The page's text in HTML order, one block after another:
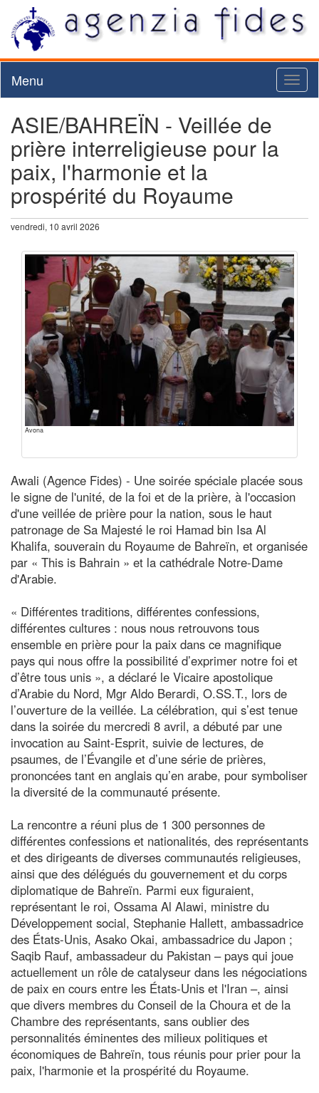
Menu
ASIE/BAHREÏN - Veillée de
prière interreligieuse pour la
paix, l'harmonie et la
prospérité du Royaume
vendredi, 10 avril 2026
Avona
Awali (Agence Fides) - Une soirée spéciale placée sous
le signe de l'unité, de la foi et de la prière, à l'occasion
d'une veillée de prière pour la nation, sous le haut
patronage de Sa Majesté le roi Hamad bin Isa Al
Khalifa, souverain du Royaume de Bahreïn, et organisée
par « This is Bahrain » et la cathédrale Notre-Dame
d'Arabie.
« Différentes traditions, différentes confessions,
différentes cultures : nous nous retrouvons tous
ensemble en prière pour la paix dans ce magnifique
pays qui nous offre la possibilité d’exprimer notre foi et
d’être tous unis », a déclaré le Vicaire apostolique
d’Arabie du Nord, Mgr Aldo Berardi, O.SS.T., lors de
l’ouverture de la veillée. La célébration, qui s’est tenue
dans la soirée du mercredi 8 avril, a débuté par une
invocation au Saint-Esprit, suivie de lectures, de
psaumes, de l’Évangile et d’une série de prières,
prononcées tant en anglais qu’en arabe, pour symboliser
la diversité de la communauté présente.
La rencontre a réuni plus de 1 300 personnes de
différentes confessions et nationalités, des représentants
et des dirigeants de diverses communautés religieuses,
ainsi que des délégués du gouvernement et du corps
diplomatique de Bahreïn. Parmi eux figuraient,
représentant le roi, Ossama Al Alawi, ministre du
Développement social, Stephanie Hallett, ambassadrice
des États-Unis, Asako Okai, ambassadrice du Japon ;
Saqib Rauf, ambassadeur du Pakistan – pays qui joue
actuellement un rôle de catalyseur dans les négociations
de paix en cours entre les États-Unis et l'Iran –, ainsi
que divers membres du Conseil de la Choura et de la
Chambre des représentants, sans oublier des
personnalités éminentes des milieux politiques et
économiques de Bahreïn, tous réunis pour prier pour la
paix, l'harmonie et la prospérité du Royaume.